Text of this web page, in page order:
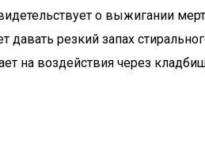
о выжигании
давать резкий запах
на воздействия через